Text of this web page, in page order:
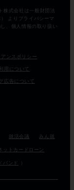
アンスポリシー
用について
広告について